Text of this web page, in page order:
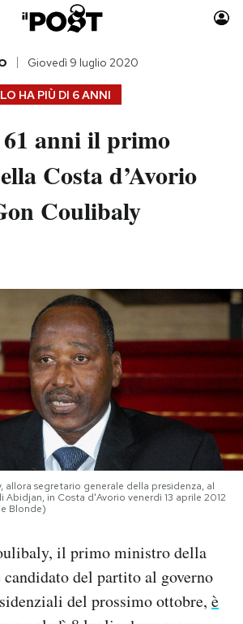
Auto
Moda
Consumismi
Storie/Idee
Ok Boomer!
Altrecose
Mondiali calcio 2026
HA PIÙ DI 6 ANNI
Giovedì 9 luglio 2020
anni il primo
Costa d’Avorio
Coulibaly
allora segretario generale della presidenza, al
Abidjan, in Costa d'Avorio venerdì 13 aprile 2012
Blonde)
il primo ministro della
candidato del partito al governo
del prossimo ottobre, è